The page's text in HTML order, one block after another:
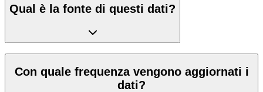
Qual è la fonte di questi dati?
Con quale frequenza vengono aggiornati i
dati?